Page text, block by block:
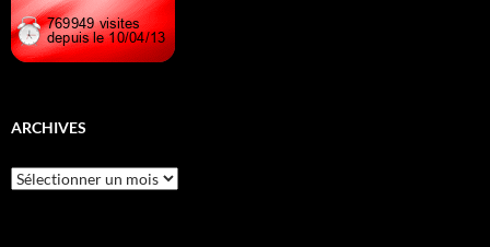
ARCHIVES
Archives